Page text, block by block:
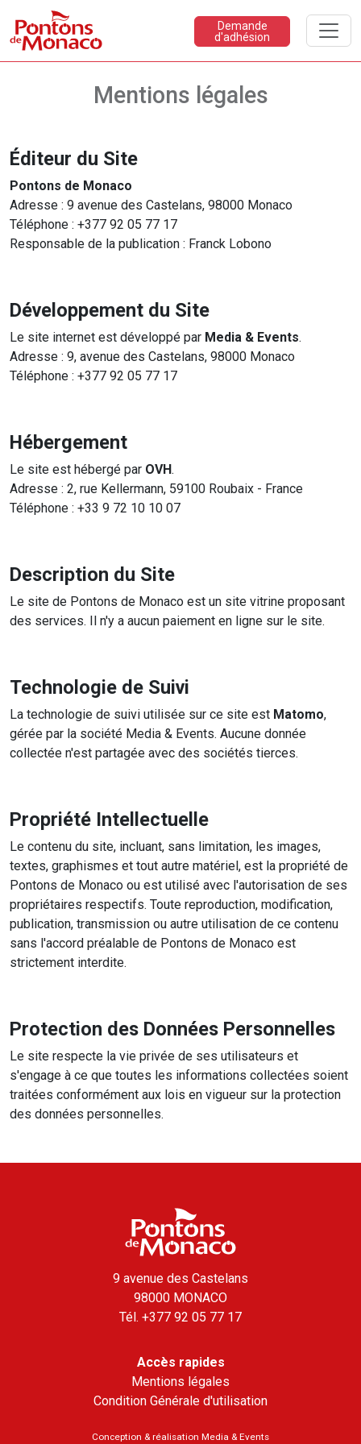
Demande
d'adhésion
Mentions légales
Éditeur du Site
Pontons de Monaco
Adresse : 9 avenue des Castelans, 98000 Monaco
Téléphone : +377 92 05 77 17
Responsable de la publication : Franck Lobono
Développement du Site
Le site internet est développé par Media & Events.
Adresse : 9, avenue des Castelans, 98000 Monaco
Téléphone : +377 92 05 77 17
Hébergement
Le site est hébergé par OVH.
Adresse : 2, rue Kellermann, 59100 Roubaix - France
Téléphone : +33 9 72 10 10 07
Description du Site
Le site de Pontons de Monaco est un site vitrine proposant
des services. Il n'y a aucun paiement en ligne sur le site.
Technologie de Suivi
La technologie de suivi utilisée sur ce site est Matomo,
gérée par la société Media & Events. Aucune donnée
collectée n'est partagée avec des sociétés tierces.
Propriété Intellectuelle
Le contenu du site, incluant, sans limitation, les images,
textes, graphismes et tout autre matériel, est la propriété de
Pontons de Monaco ou est utilisé avec l'autorisation de ses
propriétaires respectifs. Toute reproduction, modification,
publication, transmission ou autre utilisation de ce contenu
sans l'accord préalable de Pontons de Monaco est
strictement interdite.
Protection des Données Personnelles
Le site respecte la vie privée de ses utilisateurs et
s'engage à ce que toutes les informations collectées soient
traitées conformément aux lois en vigueur sur la protection
des données personnelles.
9 avenue des Castelans
98000 MONACO
Tél. +377 92 05 77 17
Accès rapides
Mentions légales
Condition Générale d'utilisation
Conception & réalisation Media & Events